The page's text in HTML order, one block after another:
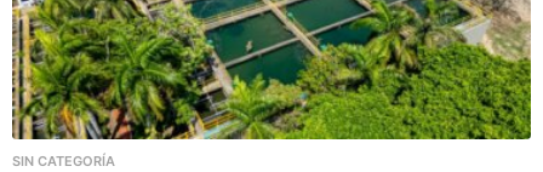
SIN CATEGORÍA